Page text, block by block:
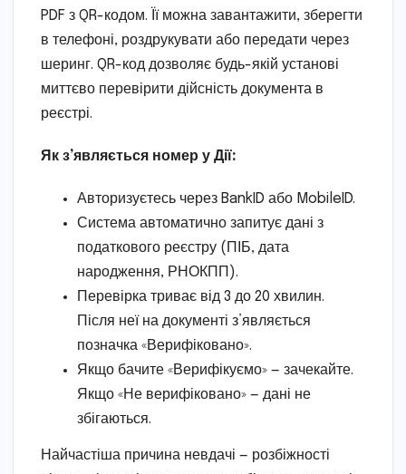
PDF з QR-кодом. Її можна завантажити, зберегти
в телефоні, роздрукувати або передати через
шеринг. QR-код дозволяє будь-якій установі
миттєво перевірити дійсність документа в
реєстрі.
Як з’являється номер у Дії:
Авторизуєтесь через BankID або MobileID.
Система автоматично запитує дані з
податкового реєстру (ПІБ, дата
народження, РНОКПП).
Перевірка триває від 3 до 20 хвилин.
Після неї на документі з’являється
позначка «Верифіковано».
Якщо бачите «Верифікуємо» — зачекайте.
Якщо «Не верифіковано» — дані не
збігаються.
Найчастіша причина невдачі — розбіжності